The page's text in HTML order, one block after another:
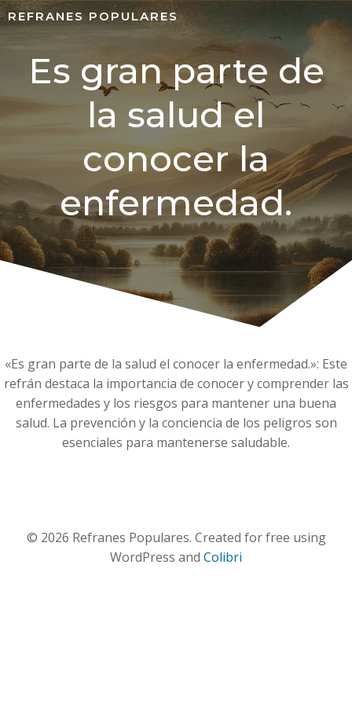
REFRANES POPULARES
Es gran parte de
la salud el
conocer la
enfermedad.
«Es gran parte de la salud el conocer la enfermedad.»: Este
refrán destaca la importancia de conocer y comprender las
enfermedades y los riesgos para mantener una buena
salud. La prevención y la conciencia de los peligros son
esenciales para mantenerse saludable.
© 2026 Refranes Populares. Created for free using
WordPress and Colibri